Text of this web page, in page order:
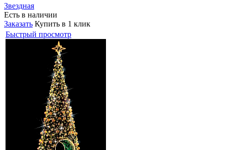
Звездная
Есть в наличии
Заказать Купить в 1 клик
Быстрый просмотр